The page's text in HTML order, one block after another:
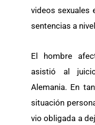
videos sexuales
sentencias a
El hombre
asistió al
Alemania. En
situación
vio obligada a